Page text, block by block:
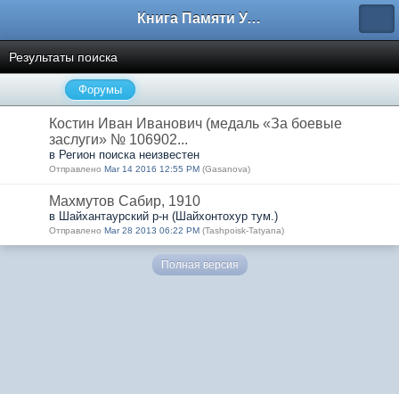
Книга Памяти Узбекистана
Результаты поиска
Форумы
Костин Иван Иванович (медаль «За боевые
заслуги» № 106902...
в Регион поиска неизвестен
Отправлено Mar 14 2016 12:55 PM (Gasanova)
Махмутов Сабир, 1910
в Шайхантаурский р-н (Шайхонтохур тум.)
Отправлено Mar 28 2013 06:22 PM (Tashpoisk-Tatyana)
Полная версия